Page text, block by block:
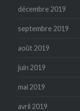
décembre 2019
septembre 2019
août 2019
juin 2019
mai 2019
avril 2019